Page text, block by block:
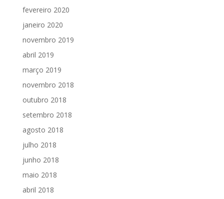
fevereiro 2020
janeiro 2020
novembro 2019
abril 2019
março 2019
novembro 2018
outubro 2018
setembro 2018
agosto 2018
julho 2018
junho 2018
maio 2018
abril 2018